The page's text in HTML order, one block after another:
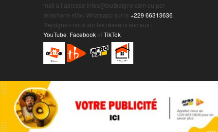
mail à l’adresse infos@toutbaigne.com ou par
téléphone et/ou Whatsapp sur le +229 66313636
Rejoignez-nous sur les réseaux sociaux :
YouTube Facebook etTikTok